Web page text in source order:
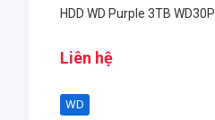
HDD WD Purple 3TB
Liên hệ
WD